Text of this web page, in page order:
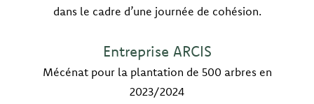
dans le cadre d’une journée de cohésion.
Entreprise ARCIS
Mécénat pour la plantation de 500 arbres en
2023/2024